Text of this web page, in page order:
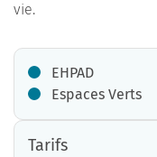
vie.
EHPAD
Espaces Verts
Tarifs